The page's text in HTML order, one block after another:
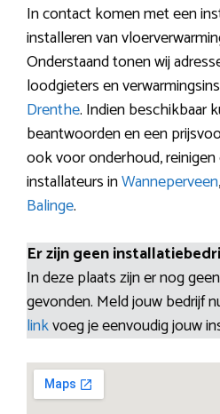
In contact komen met een
installeren van
Onderstaand tonen wij
loodgieters en
Drenthe. Indien beschikbaar
beantwoorden en een
ook voor onderhoud,
installateurs inWanneperveen,
Balinge.
Er zijn geen
In deze plaats zijn er nog
gevonden. Meld jouw bedrijf
linkvoeg je eenvoudig jouw